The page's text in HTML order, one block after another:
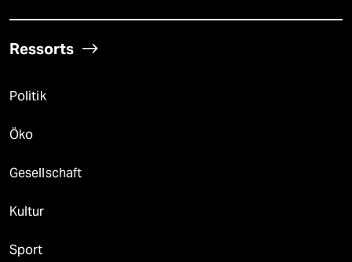
Ressorts
Politik
Öko
Gesellschaft
Kultur
Sport